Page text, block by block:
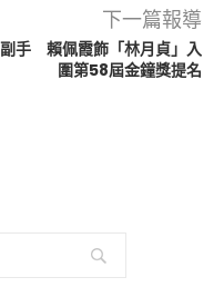
下一篇報導
副手 賴佩霞飾「林月貞」入
圍第58屆金鐘獎提名